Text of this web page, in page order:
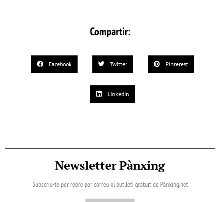
Compartir:
Facebook Twitter Pinterest
LinkedIn
Newsletter Pànxing
Subscriu-te per rebre per correu el butlletí gratuït de Pànxing.net​